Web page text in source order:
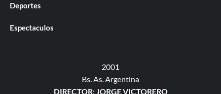
Deportes
Espectaculos
2001
Bs. As. Argentina
DIRECTOR: JORGE VICTORERO